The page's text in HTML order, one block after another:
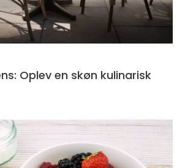
Oplev en skøn kulinarisk